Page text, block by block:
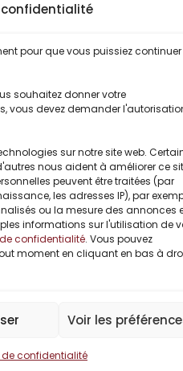
confidentialité
pour que vous puissiez
souhaitez donner votre
vous devez demander
sur notre site web.
nous aident à améliorer ce
peuvent être traitées (par
les adresses IP), par
ou la mesure des annonces
informations sur l'utilisation de
confidentialité. Vous pouvez
moment en cliquant en bas à
Voir les
de confidentialité